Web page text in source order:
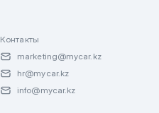
Контакты
marketing@mycar.kz
hr@mycar.kz
info@mycar.kz